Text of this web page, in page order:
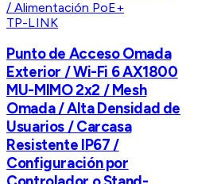
TP-LINK
Punto de Acceso Omada
Exterior / Wi-Fi 6 AX1800
MU-MIMO 2x2 / Mesh
Omada / Alta Densidad de
Usuarios / Carcasa
Resistente IP67 /
Configuración por